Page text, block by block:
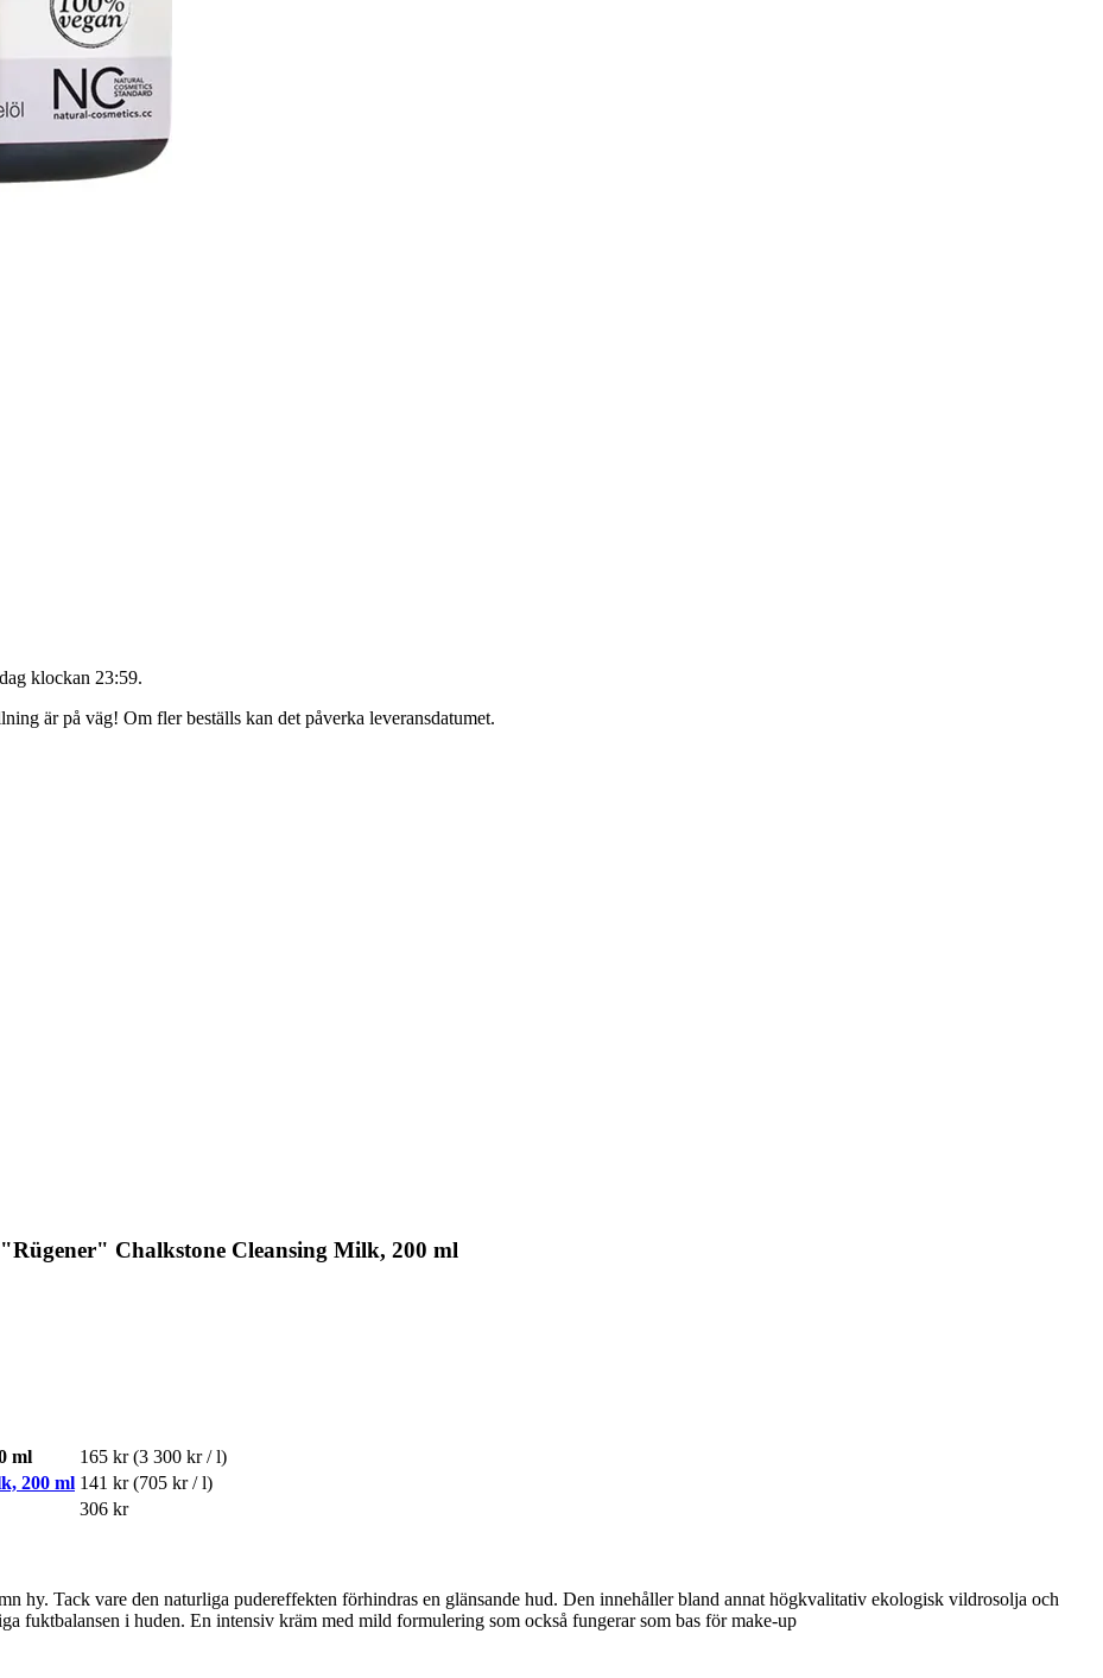
klockan 23:59.
är på väg! Om fler beställs kan det påverka leveransdatumet.
Chalkstone Cleansing Milk, 200 ml
ml 165 kr (3 300 kr / l)
200 ml 141 kr (705 kr / l)
306 kr
hy. Tack vare den naturliga pudereffekten förhindras en glänsande hud. Den innehåller bland annat högkvalitativ ekologisk vildrosolja och
fuktbalansen i huden. En intensiv kräm med mild formulering som också fungerar som bas för make-up